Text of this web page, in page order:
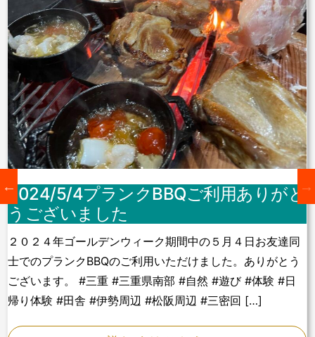
2024/5/4プランクBBQご利用ありがと
うございました
２０２４年ゴールデンウィーク期間中の５月４日お友達同
士でのプランクBBQのご利用いただけました。ありがとう
ございます。 #三重 #三重県南部 #自然 #遊び #体験 #日
帰り体験 #田舎 #伊勢周辺 #松阪周辺 #三密回 […]